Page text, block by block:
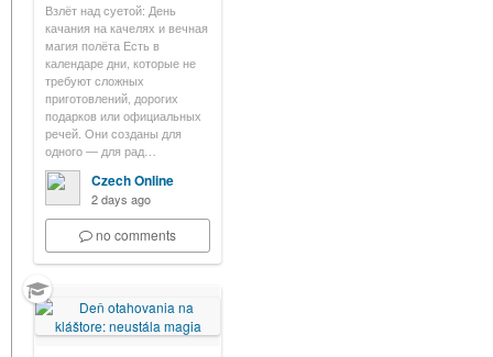
Взлёт над суетой: День
качания на качелях и вечная
магия полёта Есть в
календаре дни, которые не
требуют сложных
приготовлений, дорогих
подарков или официальных
речей. Они созданы для
одного — для рад…
Czech Online
2 days ago
no comments